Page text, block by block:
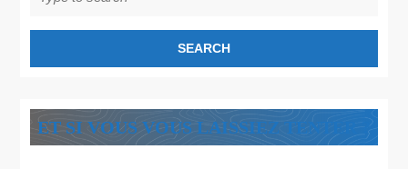
for:
ET SI VOUS VOUS LAISSIEZ TENTER ?